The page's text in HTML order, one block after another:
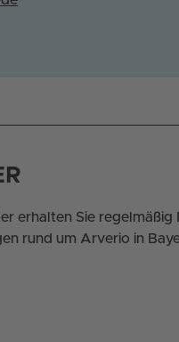
erhalten Sie
rund um Arverio in